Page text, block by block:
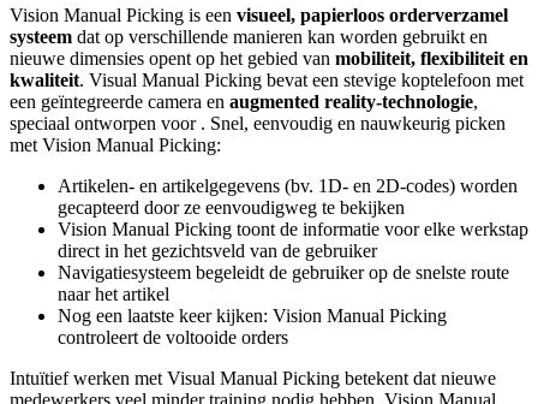
Vision Manual Picking is een visueel, papierloos orderverzamel
systeem dat op verschillende manieren kan worden gebruikt en
nieuwe dimensies opent op het gebied van mobiliteit, flexibiliteit en
kwaliteit. Visual Manual Picking bevat een stevige koptelefoon met
een geïntegreerde camera en augmented reality-technologie,
speciaal ontworpen voor . Snel, eenvoudig en nauwkeurig picken
met Vision Manual Picking:
Artikelen- en artikelgegevens (bv. 1D- en 2D-codes) worden
gecapteerd door ze eenvoudigweg te bekijken
Vision Manual Picking toont de informatie voor elke werkstap
direct in het gezichtsveld van de gebruiker
Navigatiesysteem begeleidt de gebruiker op de snelste route
naar het artikel
Nog een laatste keer kijken: Vision Manual Picking
controleert de voltooide orders
Intuïtief werken met Visual Manual Picking betekent dat nieuwe